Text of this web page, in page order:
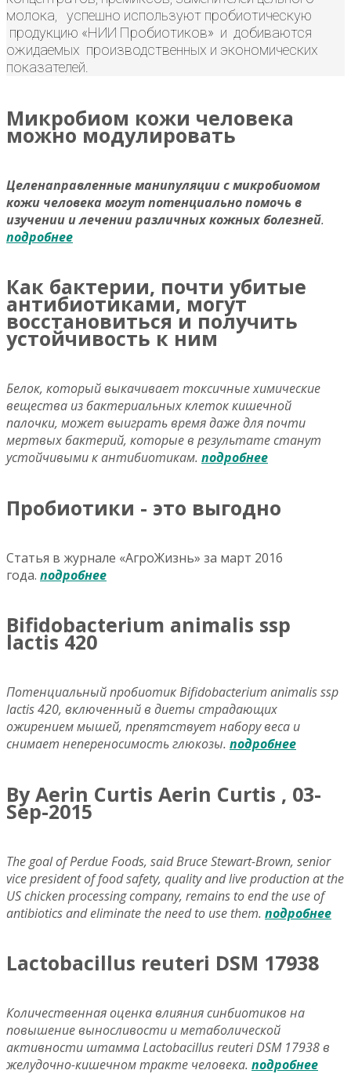
молока, успешно используют пробиотическую
продукцию «НИИ Пробиотиков» и добиваются
ожидаемых производственных и экономических
показателей.
Микробиом кожи человека
можно модулировать
Целенаправленные манипуляции с микробиомом
кожи человека могут потенциально помочь в
изучении и лечении различных кожных болезней.
подробнее
Как бактерии, почти убитые
антибиотиками, могут
восстановиться и получить
устойчивость к ним
Белок, который выкачивает токсичные химические
вещества из бактериальных клеток кишечной
палочки, может выиграть время даже для почти
мертвых бактерий, которые в результате станут
устойчивыми к антибиотикам. подробнее
Пробиотики - это выгодно
Статья в журнале «АгроЖизнь» за март 2016
года. подробнее
Bifidobacterium animalis ssp
lactis 420
Потенциальный пробиотик Bifidobacterium animalis ssp
lactis 420, включенный в диеты страдающих
ожирением мышей, препятствует набору веса и
снимает непереносимость глюкозы. подробнее
By Aerin Curtis Aerin Curtis , 03-
Sep-2015
The goal of Perdue Foods, said Bruce Stewart-Brown, senior
vice president of food safety, quality and live production at the
US chicken processing company, remains to end the use of
antibiotics and eliminate the need to use them. подробнее
Lactobacillus reuteri DSM 17938
Количественная оценка влияния синбиотиков на
повышение выносливости и метаболической
активности штамма Lactobacillus reuteri DSM 17938 в
желудочно-кишечном тракте человека. подробнее